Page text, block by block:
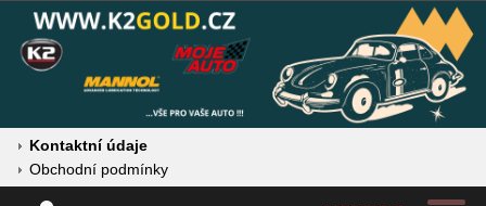
Kontaktní údaje
Obchodní podmínky